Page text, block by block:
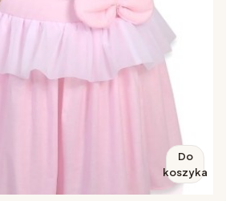
Do
koszyka